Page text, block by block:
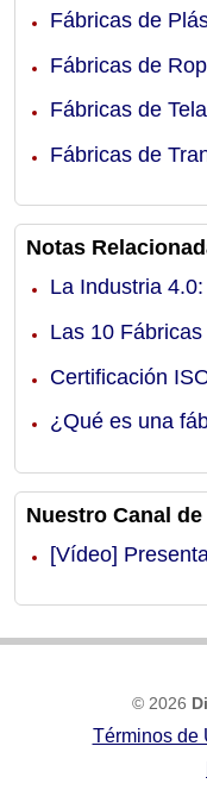
Fábricas de
Fábricas de
Fábricas de
Fábricas de
Notas
La Industria
Las 10
Certificación
¿Qué es una
Nuestro Canal de
[Vídeo]
© 2026
Términos de